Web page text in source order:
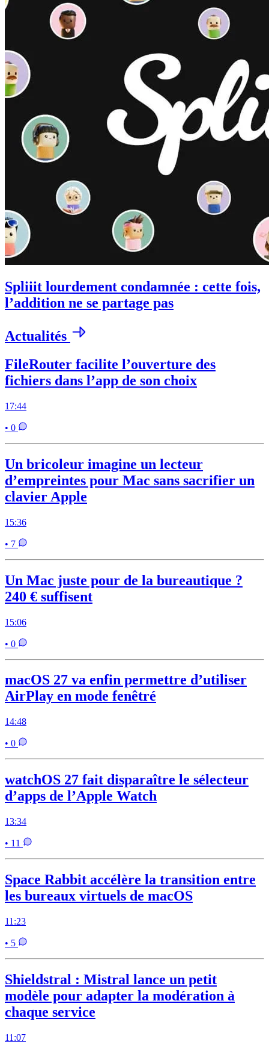
Spliiit lourdement condamnée : cette fois,
l’addition ne se partage pas
Actualités
FileRouter facilite l’ouverture des
fichiers dans l’app de son choix
17:44
• 0
Un bricoleur imagine un lecteur
d’empreintes pour Mac sans sacrifier un
clavier Apple
15:36
• 7
Un Mac juste pour de la bureautique ?
240 € suffisent
15:06
• 0
macOS 27 va enfin permettre d’utiliser
AirPlay en mode fenêtré
14:48
• 0
watchOS 27 fait disparaître le sélecteur
d’apps de l’Apple Watch
13:34
• 11
Space Rabbit accélère la transition entre
les bureaux virtuels de macOS
11:23
• 5
Shieldstral : Mistral lance un petit
modèle pour adapter la modération à
chaque service
11:07